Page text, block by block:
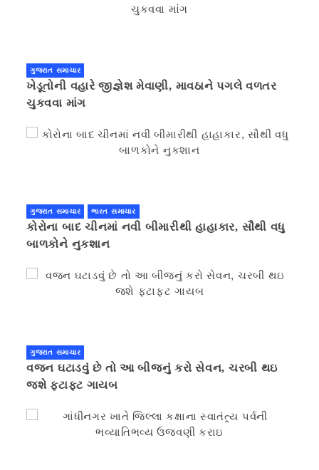
ગુજરાત સમાચાર
ખેડૂતોની વહારે જીજ્ઞેશ મેવાણી, માવઠાને પગલે વળતર
ચુકવવા માંગ
ગુજરાત સમાચાર ભારત સમાચાર
કોરોના બાદ ચીનમાં નવી બીમારીથી હાહાકાર, સૌથી વધુ
બાળકોને નુકશાન
ગુજરાત સમાચાર
વજન ઘટાડવું છે તો આ બીજનું કરો સેવન, ચરબી થઇ
જશે ફટાફટ ગાયબ